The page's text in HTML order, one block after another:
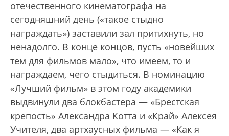
отечественного кинематографа на
сегодняшний день («такое стыдно
награждать») заставили зал притихнуть, но
ненадолго. В конце концов, пусть «новейших
тем для фильмов мало», что имеем, то и
награждаем, чего стыдиться. В номинацию
«Лучший фильм» в этом году академики
выдвинули два блокбастера — «Брестская
крепость» Александра Котта и «Край» Алексея
Учителя, два артхаусных фильма — «Как я